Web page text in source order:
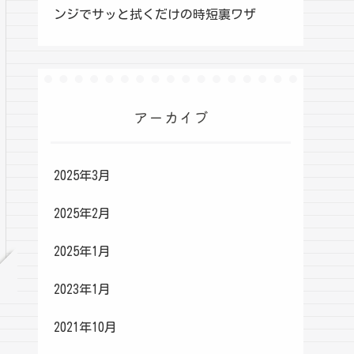
ンジでサッと拭くだけの時短裏ワザ
アーカイブ
2025年3月
2025年2月
2025年1月
2023年1月
2021年10月